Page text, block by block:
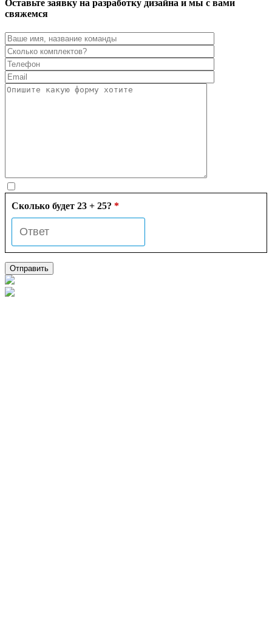
Оставьте заявку на разработку дизайна и мы с вами
свяжемся
Сколько будет 23 + 25? *